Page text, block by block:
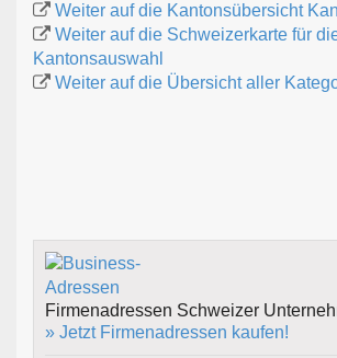
Weiter auf die Kantonsübersicht
Weiter auf die Schweizerkarte für
Kantonsauswahl
Weiter auf die Übersicht aller
Firmenadressen Schweizer
» Jetzt Firmenadressen kaufen!